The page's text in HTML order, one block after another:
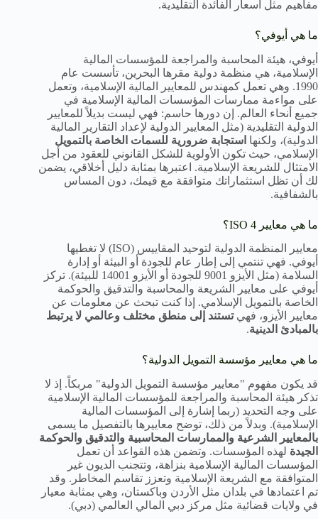
مفاهيم مثل أسعار الفائدة التقليدية.
ما هي أيوفي؟
أيوفي، هيئة المحاسبة والمراجعة للمؤسسات المالية
الإسلامية، هي منظمة دولية مقرها البحرين، تأسست عام
1990. وهي تعمل كمهندس للمعايير المالية الإسلامية، وتعمل
على مواءمة ممارسات المؤسسات المالية الإسلامية في
جميع أنحاء العالم. إن دورها حاسم: فهي ليست بديلاً للمعايير
الدولية التقليدية (مثل المعايير الدولية لإعداد التقارير المالية
الدولية)، ولكنها استجابة ضرورية للسمات الخاصة بالتمويل
الإسلامي، حيث تكون الأولوية للشكل القانوني للعقود من أجل
الامتثال للشريعة الإسلامية. اعتبرها بمثابة دليل أخلاقي، يضمن
لك أن تظل استثماراتك متوافقة مع قيمك، دون المساس
بالشفافية.
ما هي معايير ISO 4؟
معايير المنظمة الدولية لتوحيد المقاييس (ISO) لا تغطيها
أيوفي. فهي تنتمي إلى إطار عام للجودة أو البيئة أو إدارة
السلامة (مثل الأيزو 9001 للجودة أو الأيزو 14001 للبيئة). تركز
أيوفي على معايير الشريعة والمحاسبة والتدقيق والحوكمة
الخاصة بالتمويل الإسلامي. إذا كنت تبحث عن معلومات عن
معايير الأيزو، فهيتستند إلى منطق مختلف وعالمي لا يرتبط
بالمبادئ الدينية.
ما هي معايير مؤسسة التمويل الدولية؟
قد يكون مفهوم "معايير مؤسسة التمويل الدولية" مربكاً. إذ لا
تذكر هيئة المحاسبة والمراجعة للمؤسسات المالية الإسلامية
على وجه التحديد (ربما إشارة إلى المؤسسات المالية
الإسلامية). وبدلاً من ذلك، توضح معاييرها بالتفصيل ما يسمى
بالمعايير الشرعية والممارسات المحاسبية والتدقيق والحوكمة
الجيدة لهذه المؤسسات. وتضمن هذه القواعد أن تعمل
المؤسسات المالية الإسلامية بنزاهة، وتتجنب الديون غير
المتوافقة مع الشريعة الإسلامية وتعزز تقاسم المخاطر. وقد
تم اعتمادها في بلدان مثل الأردن وباكستان، وهي بمثابة معيار
في ولايات قضائية مثل مركز دبي المالي العالمي (دبي).